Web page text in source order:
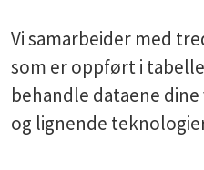
Vi samarbeider med
som er oppført i
behandle dataene
og lignende